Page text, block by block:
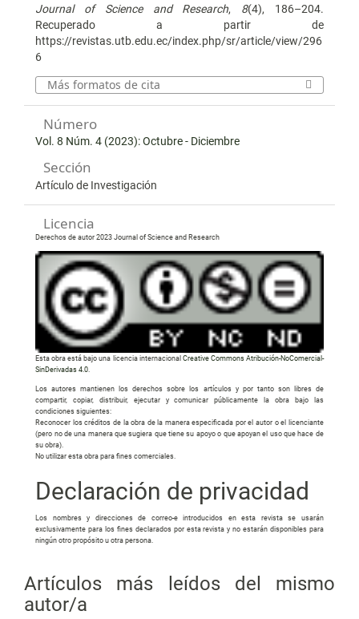
Journal of Science and Research, 8(4), 186–204.
Recuperado a partir de
https://revistas.utb.edu.ec/index.php/sr/article/view/296
6
Más formatos de cita
Número
Vol. 8 Núm. 4 (2023): Octubre - Diciembre
Sección
Artículo de Investigación
Licencia
Derechos de autor 2023 Journal of Science and Research
Esta obra está bajo una licencia internacionalCreative Commons Atribución-NoComercial-
SinDerivadas 4.0
Los autores mantienen los derechos sobre los artículos y por tanto son libres de
compartir, copiar, distribuir, ejecutar y comunicar públicamente la obra bajo las
condiciones siguientes:
Reconocer los créditos de la obra de la manera especificada por el autor o el licenciante
(pero no de una manera que sugiera que tiene su apoyo o que apoyan el uso que hace de
su obra).
No utilizar esta obra para fines comerciales.
Declaración de privacidad
Los nombres y direcciones de correo-e introducidos en esta revista se usarán
exclusivamente para los fines declarados por esta revista y no estarán disponibles para
ningún otro propósito u otra persona.
Artículos más leídos del mismo
autor/a